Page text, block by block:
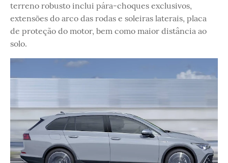
terreno robusto inclui pára-choques exclusivos,
extensões do arco das rodas e soleiras laterais, placa
de proteção do motor, bem como maior distância ao
solo.